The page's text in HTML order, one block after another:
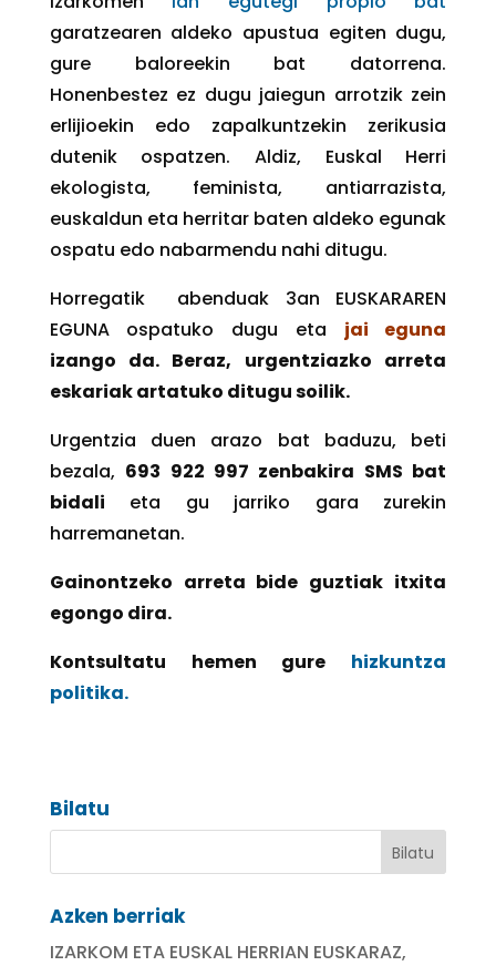
garatzearen aldeko apustua egiten dugu,
gure baloreekin bat datorrena.
Honenbestez ez dugu jaiegun arrotzik zein
erlijioekin edo zapalkuntzekin zerikusia
dutenik ospatzen. Aldiz, Euskal Herri
ekologista, feminista, antiarrazista,
euskaldun eta herritar baten aldeko egunak
ospatu edo nabarmendu nahi ditugu.
Horregatik abenduak 3an EUSKARAREN
EGUNA ospatuko dugu eta jai eguna
izango da. Beraz, urgentziazko arreta
eskariak artatuko ditugu soilik.
Urgentzia duen arazo bat baduzu, beti
bezala, 693 922 997 zenbakira SMS bat
bidali eta gu jarriko gara zurekin
harremanetan.
Gainontzeko arreta bide guztiak itxita
egongo dira.
Kontsultatu hemen gure hizkuntza
politika.
Bilatu
Azken berriak
IZARKOM ETA EUSKAL HERRIAN EUSKARAZ,